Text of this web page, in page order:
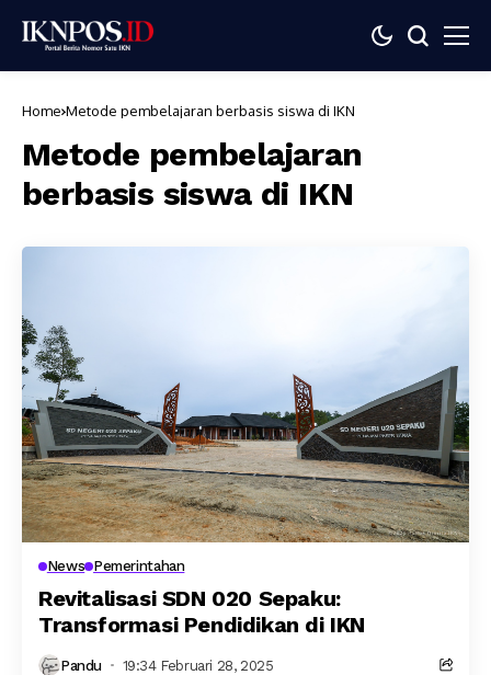
Home Metode pembelajaran berbasis siswa di IKN
Metode pembelajaran
berbasis siswa di IKN
News Pemerintahan
Revitalisasi SDN 020 Sepaku:
Transformasi Pendidikan di IKN
Pandu 19:34 Februari 28, 2025